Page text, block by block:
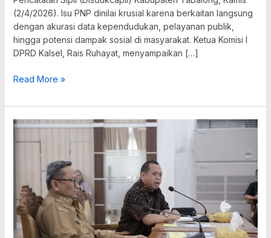
(2/4/2026). Isu PNP dinilai krusial karena berkaitan langsung
dengan akurasi data kependudukan, pelayanan publik,
hingga potensi dampak sosial di masyarakat. Ketua Komisi I
DPRD Kalsel, Rais Ruhayat, menyampaikan […]
Read More »
Monitoring
Dambung
DPRD
Kalsel
Tegaskan